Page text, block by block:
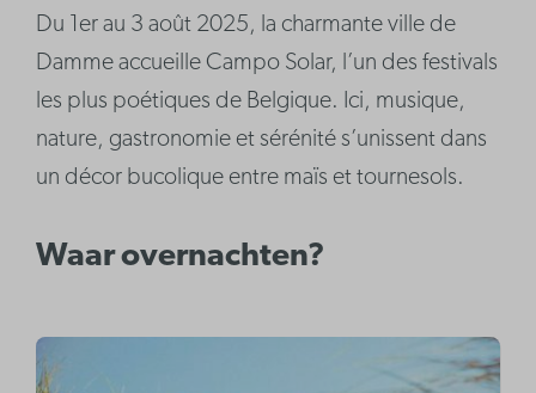
Du 1er au 3 août 2025, la charmante ville de
Damme accueille Campo Solar, l’un des festivals
les plus poétiques de Belgique. Ici, musique,
nature, gastronomie et sérénité s’unissent dans
un décor bucolique entre maïs et tournesols.
Waar overnachten?